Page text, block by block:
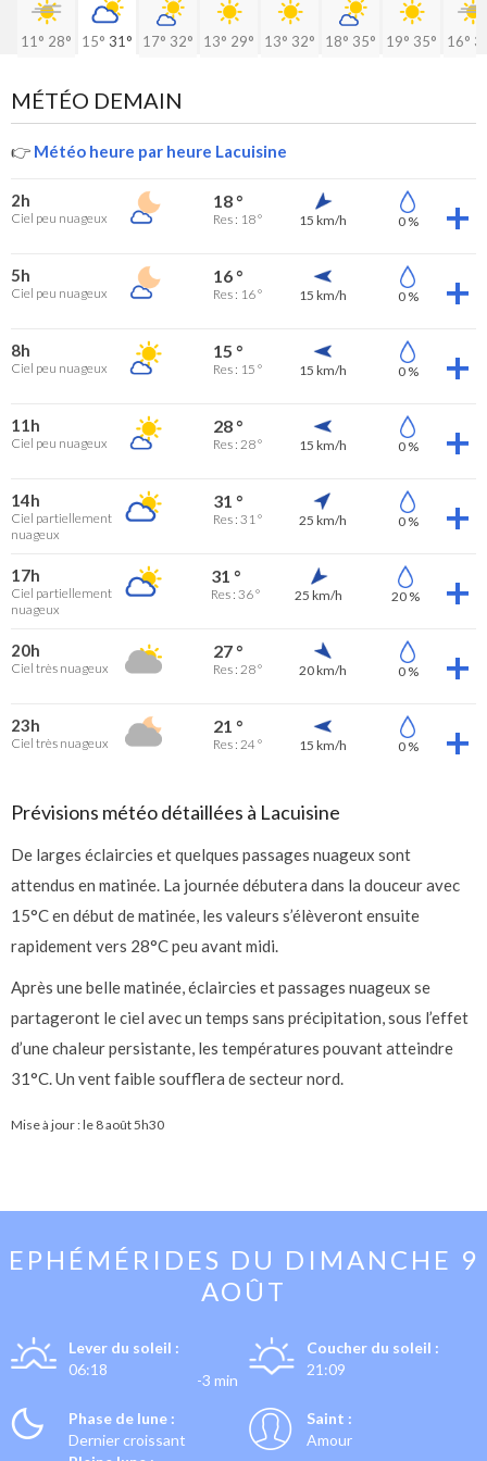
11° 28° 15° 31° 17° 32° 13° 29° 13° 32° 18° 35° 19° 35° 16°
MÉTÉO DEMAIN
👉 Météo heure par heure Lacuisine
2h
Ciel peu nuageux
18 °
Res : 18 ° 15 km/h 0 %
5h
Ciel peu nuageux
16 °
Res : 16 ° 15 km/h 0 %
8h
Ciel peu nuageux
15 °
Res : 15 ° 15 km/h 0 %
11h
Ciel peu nuageux
28 °
Res : 28 ° 15 km/h 0 %
14h
Ciel partiellement
nuageux
31 °
Res : 31 ° 25 km/h 0 %
17h
Ciel partiellement
nuageux
31 °
Res : 36 ° 25 km/h 20 %
20h
Ciel très nuageux
27 °
Res : 28 ° 20 km/h 0 %
23h
Ciel très nuageux
21 °
Res : 24 ° 15 km/h 0 %
Prévisions météo détaillées à Lacuisine
De larges éclaircies et quelques passages nuageux sont
attendus en matinée. La journée débutera dans la douceur avec
15°C en début de matinée, les valeurs s’élèveront ensuite
rapidement vers 28°C peu avant midi.
Après une belle matinée, éclaircies et passages nuageux se
partageront le ciel avec un temps sans précipitation, sous l’effet
d’une chaleur persistante, les températures pouvant atteindre
31°C. Un vent faible soufflera de secteur nord.
Mise à jour : le 8 août 5h30
EPHÉMÉRIDES DU DIMANCHE 9
AOÛT
Lever du soleil :
06:18
-3 min
Coucher du soleil :
21:09
Phase de lune :
Dernier croissant
Saint :
Amour